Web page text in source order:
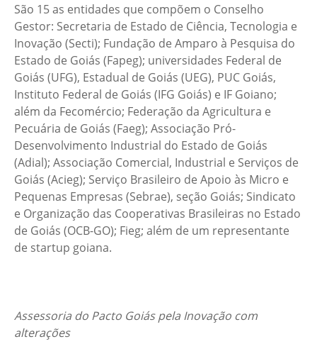
São 15 as entidades que compõem o Conselho
Gestor: Secretaria de Estado de Ciência, Tecnologia e
Inovação (Secti); Fundação de Amparo à Pesquisa do
Estado de Goiás (Fapeg); universidades Federal de
Goiás (UFG), Estadual de Goiás (UEG), PUC Goiás,
Instituto Federal de Goiás (IFG Goiás) e IF Goiano;
além da Fecomércio; Federação da Agricultura e
Pecuária de Goiás (Faeg); Associação Pró-
Desenvolvimento Industrial do Estado de Goiás
(Adial); Associação Comercial, Industrial e Serviços de
Goiás (Acieg); Serviço Brasileiro de Apoio às Micro e
Pequenas Empresas (Sebrae), seção Goiás; Sindicato
e Organização das Cooperativas Brasileiras no Estado
de Goiás (OCB-GO); Fieg; além de um representante
de startup goiana.
Assessoria do Pacto Goiás pela Inovação com
alterações